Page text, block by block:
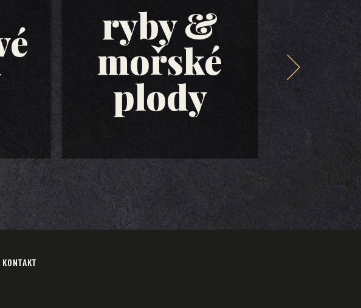
ryby &
mořské
plody
KONTAKT